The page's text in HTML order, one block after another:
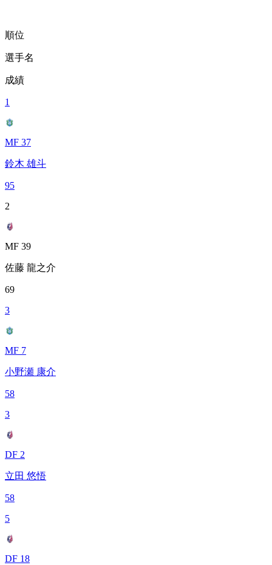
順位
選手名
成績
1
MF 37
鈴木 雄斗
95
2
MF 39
佐藤 龍之介
69
3
MF 7
小野瀬 康介
58
3
DF 2
立田 悠悟
58
5
DF 18